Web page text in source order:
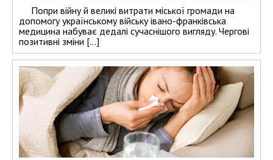
Попри війну й великі витрати міської громади на
допомогу українському війську івано-франківська
медицина набуває дедалі сучаснішого вигляду. Чергові
позитивні зміни […]